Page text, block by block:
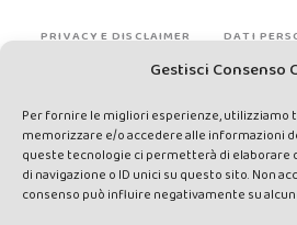
Gestisci Consenso
Per fornire le migliori esperienze, utilizziamo
memorizzare e/o accedere alle informazioni
queste tecnologie ci permetterà di
di navigazione o ID unici su questo sito. Non
consenso può influire negativamente su
PRIVACY E DISCLAIMER DATI